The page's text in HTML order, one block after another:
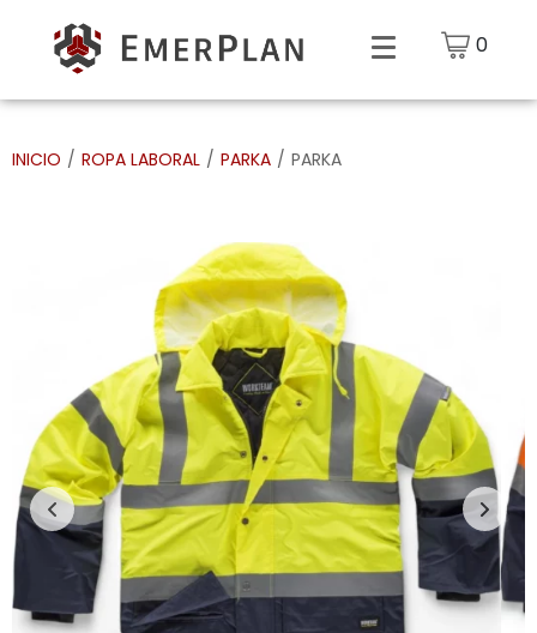
0
INICIO / ROPA LABORAL / PARKA / PARKA